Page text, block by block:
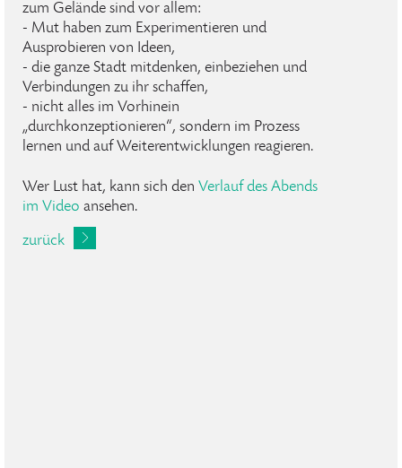
zum Gelände sind vor allem:
- Mut haben zum Experimentieren und
Ausprobieren von Ideen,
- die ganze Stadt mitdenken, einbeziehen und
Verbindungen zu ihr schaffen,
- nicht alles im Vorhinein
„durchkonzeptionieren“, sondern im Prozess
lernen und auf Weiterentwicklungen reagieren.
Wer Lust hat, kann sich den Verlauf des Abends
im Video ansehen.
zurück